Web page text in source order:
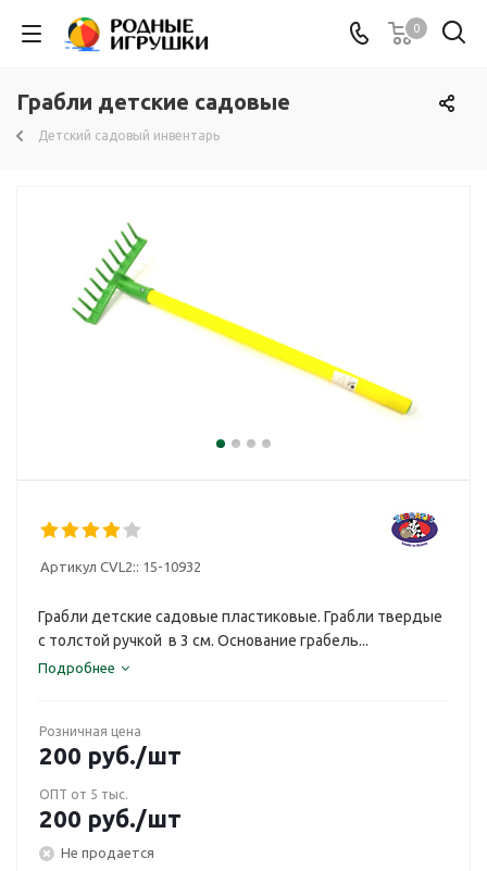
0
Грабли детские садовые
Детский садовый инвентарь
Артикул CVL2:: 15-10932
Грабли детские садовые пластиковые. Грабли твердые
с толстой ручкой в 3 см. Основание грабель...
Подробнее
Розничная цена
200 руб./шт
ОПТ от 5 тыс.
200 руб./шт
Не продается